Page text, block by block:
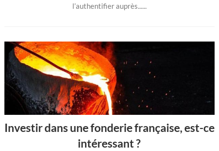
l’authentifier auprès......
Investir dans une fonderie française, est-ce
intéressant ?